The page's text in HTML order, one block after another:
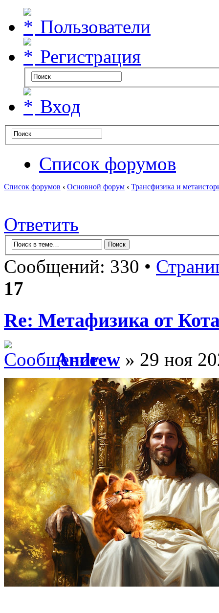
Пользователи
Регистрация
Вход
Список форумов
Список форумов ‹ Основной форум ‹ Трансфизика и
Ответить
Сообщений: 330 •
17
Re: Метафизика от
Andrew » 29 ноя